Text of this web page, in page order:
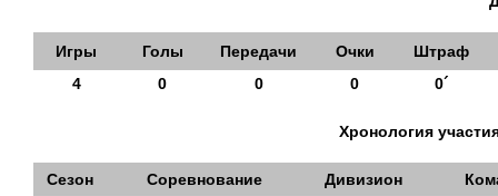
Игры Голы Передачи Очки
Штраф
4
0 0 0 0´
Хронология
Сезон Соревнование Дивизион